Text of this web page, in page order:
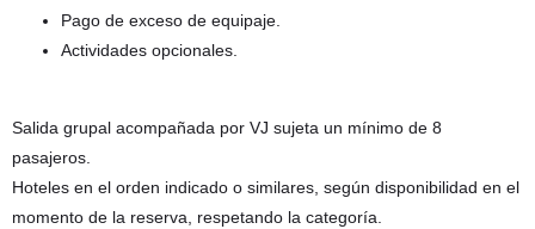
Pago de exceso de equipaje.
Actividades opcionales.
Salida grupal acompañada por VJ sujeta un mínimo de 8
pasajeros.
Hoteles en el orden indicado o similares, según disponibilidad en el
momento de la reserva, respetando la categoría.